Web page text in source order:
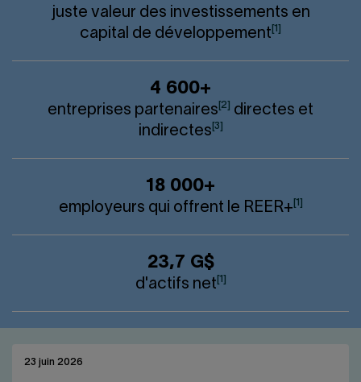
juste valeur des investissements en
capital de développement [1]
4 600+
entreprises partenaires [2]
directes et
indirectes [3]
18 000+
employeurs qui offrent le REER+ [1]
23,7 G$
d'actifs net [1]
23 juin 2026